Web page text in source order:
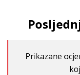
Prikazane